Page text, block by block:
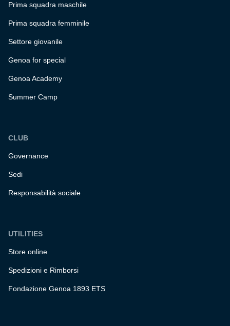
Prima squadra maschile
Prima squadra femminile
Settore giovanile
Genoa for special
Genoa Academy
Summer Camp
CLUB
Governance
Sedi
Responsabilità sociale
UTILITIES
Store online
Spedizioni e Rimborsi
Fondazione Genoa 1893 ETS